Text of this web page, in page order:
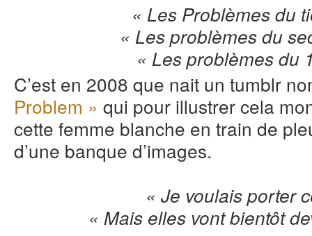
« Les Problèmes du
« Les problèmes du
« Les problèmes du
C’est en 2008 que nait un tumblr
Problem » qui pour illustrer cela
cette femme blanche en train de
d’une banque d’images.
« Je voulais porter
« Mais elles vont bientôt